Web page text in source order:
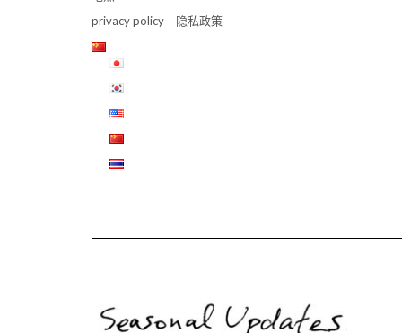
privacy policy 隐私政策